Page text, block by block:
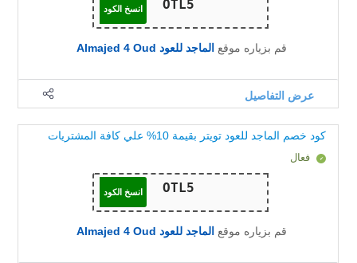
انسخ الكود
قم بزياره موقع الماجد للعود Almajed 4 Oud
عرض التفاصيل
كود خصم الماجد للعود تويتر بقيمة 10% علي كافة المشتريات
فعال
انسخ الكود
قم بزياره موقع الماجد للعود Almajed 4 Oud